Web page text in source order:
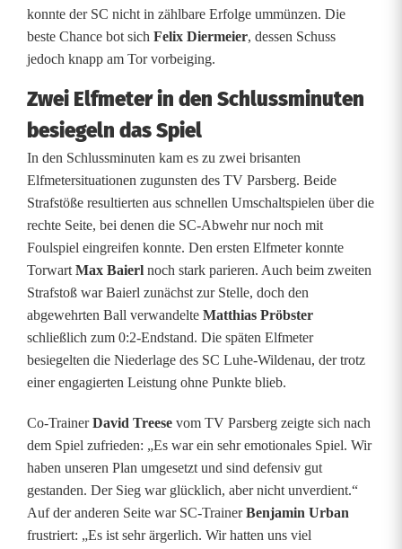
i
e
g
t
A
u
f
s
t
e
i
g
e
r
T
V
konnte der SC nicht in zählbare Erfolge ummünzen. Die
beste Chance bot sich Felix Diermeier, dessen Schuss
jedoch knapp am Tor vorbeiging.
Zwei Elfmeter in den Schlussminuten
besiegeln das Spiel
In den Schlussminuten kam es zu zwei brisanten
Elfmetersituationen zugunsten des TV Parsberg. Beide
Strafstöße resultierten aus schnellen Umschaltspielen über die
rechte Seite, bei denen die SC-Abwehr nur noch mit
Foulspiel eingreifen konnte. Den ersten Elfmeter konnte
Torwart Max Baierl noch stark parieren. Auch beim zweiten
Strafstoß war Baierl zunächst zur Stelle, doch den
abgewehrten Ball verwandelte Matthias Pröbster
schließlich zum 0:2-Endstand. Die späten Elfmeter
besiegelten die Niederlage des SC Luhe-Wildenau, der trotz
einer engagierten Leistung ohne Punkte blieb.
Co-TrainerDavid Treese vom TV Parsberg zeigte sich nach
dem Spiel zufrieden: „Es war ein sehr emotionales Spiel. Wir
haben unseren Plan umgesetzt und sind defensiv gut
gestanden. Der Sieg war glücklich, aber nicht unverdient.“
Auf der anderen Seite war SC-TrainerBenjamin Urban
frustriert: „Es ist sehr ärgerlich. Wir hatten uns viel